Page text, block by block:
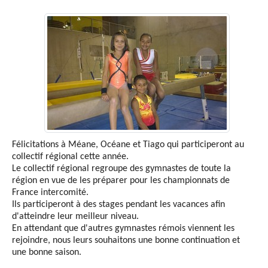
Félicitations à Méane, Océane et Tiago qui participeront au
collectif régional cette année.
Le collectif régional regroupe des gymnastes de toute la
région en vue de les préparer pour les championnats de
France intercomité.
Ils participeront à des stages pendant les vacances afin
d'atteindre leur meilleur niveau.
En attendant que d'autres gymnastes rémois viennent les
rejoindre, nous leurs souhaitons une bonne continuation et
une bonne saison.